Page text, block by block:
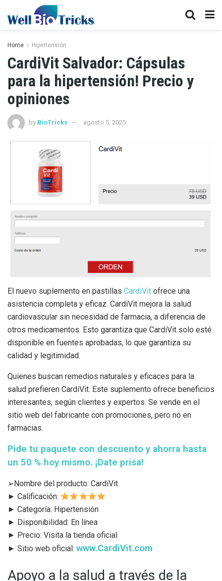
Home Hipertensión
CardiVit Salvador: Cápsulas
para la hipertensión! Precio y
opiniones
by BioTricks agosto 5, 2025
El nuevo suplemento en pastillas CardiVit ofrece una
asistencia completa y eficaz. CardiVit mejora la salud
cardiovascular sin necesidad de farmacia, a diferencia de
otros medicamentos. Esto garantiza que CardiVit solo esté
disponible en fuentes aprobadas, lo que garantiza su
calidad y legitimidad.
Quienes buscan remedios naturales y eficaces para la
salud prefieren CardiVit. Este suplemento ofrece beneficios
interesantes, según clientes y expertos. Se vende en el
sitio web del fabricante con promociones, pero no en
farmacias.
Pide tu paquete con descuento y ahorra hasta
un 50 % hoy mismo. ¡Date prisa!
➢Nombre del producto: CardiVit
► Calificación:
► Categoría: Hipertensión
► Disponibilidad: En línea
► Precio: Visita la tienda oficial
► Sitio web oficial: www.CardiVit.com
Apoyo a la salud a través de la